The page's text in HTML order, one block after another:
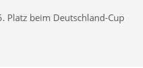
Platz beim Deutschland-Cup